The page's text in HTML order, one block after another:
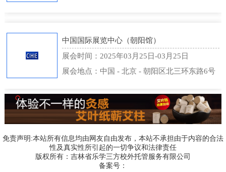
中国国际展览中心（朝阳馆）
展会时间：2025年03月25日-03月25日
展会地点：中国 - 北京 - 朝阳区北三环东路6号
免责声明:本站所有信息均由网友自由发布，本站不承担由于内容的合法
性及真实性所引起的一切争议和法律责任
版权所有：吉林省乐学三方校外托管服务有限公司
备案号：